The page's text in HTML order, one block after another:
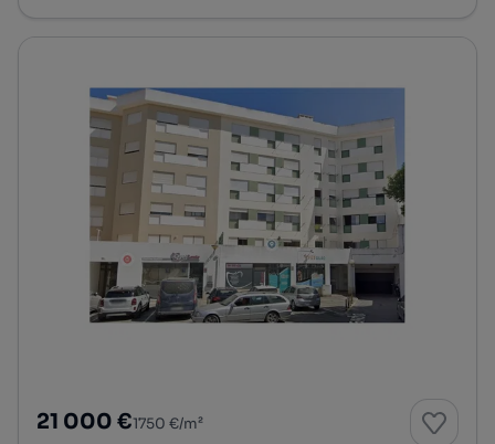
21 000 €1750 €/m²